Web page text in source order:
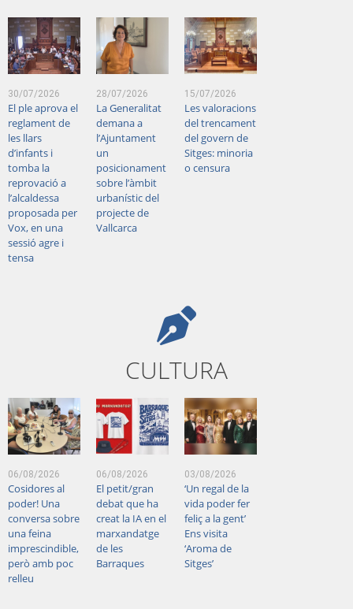
30/07/2026
El ple aprova el
reglament de
les llars
d’infants i
tomba la
reprovació a
l’alcaldessa
proposada per
Vox, en una
sessió agre i
tensa
28/07/2026
La Generalitat
demana a
l’Ajuntament
un
posicionament
sobre l’àmbit
urbanístic del
projecte de
Vallcarca
15/07/2026
Les valoracions
del trencament
del govern de
Sitges: minoria
o censura
CULTURA
06/08/2026
Cosidores al
poder! Una
conversa sobre
una feina
imprescindible,
però amb poc
relleu
06/08/2026
El petit/gran
debat que ha
creat la IA en el
marxandatge
de les
Barraques
03/08/2026
‘Un regal de la
vida poder fer
feliç a la gent’
Ens visita
‘Aroma de
Sitges’